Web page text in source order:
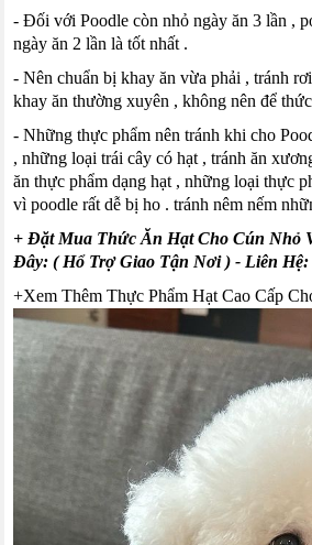
- Đối vớiPoodle còn nhỏ ngày ăn 3 lần ,
ngày ăn 2 lần là tốt nhất .
- Nên chuẩn bịkhay ăn vừa phải ,tránh
khay ăn thường xuyên ,không nên để
- Những thực phẩm nên tránh khi cho
,những loại trái cây có hạt ,tránhăn
ăn thực phẩm dạng hạt ,những loại thực
vìpoodle rất dễ bị ho .tránh nêm nếm
+ Đặt Mua Thức Ăn Hạt Cho Cún Nhỏ
Đây: ( Hổ Trợ Giao Tận Nơi ) - Liên Hệ:
+Xem Thêm Thực Phẩm Hạt Cao Cấp